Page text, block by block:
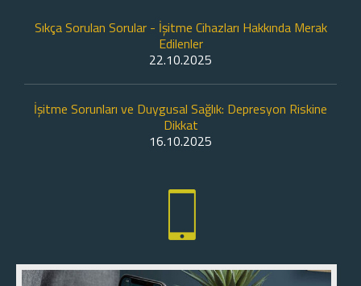
Sıkça Sorulan Sorular - İşitme Cihazları Hakkında Merak
Edilenler
22.10.2025
İşitme Sorunları ve Duygusal Sağlık: Depresyon Riskine
Dikkat
16.10.2025